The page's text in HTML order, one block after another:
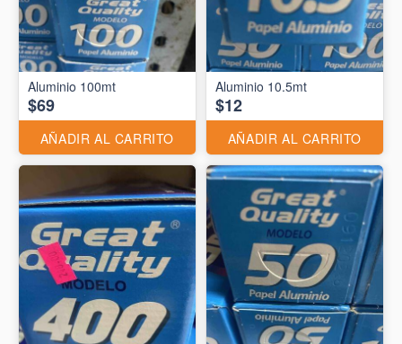
$69
AÑADIR AL CARRITO
Aluminio 10.5mt
$12
AÑADIR AL CARRITO